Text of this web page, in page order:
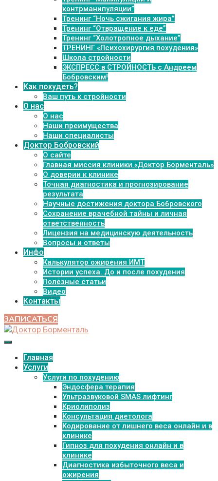
контрманипуляции”
Тренинг “Ночь сжигания жира”
Тренинг “Отвращение к еде”
Тренинг “Холотропное дыхание”
ТРЕНИНГ «Психохирургия похудения»
Школа стройности
ЭКСПРЕСС в СТРОЙНОСТЬ с Андреем
Бобровским!
Как похудеть?
Ваш путь к стройности
О нас
О нас
Наши преимущества
Наши специалисты
Доктор Бобровский
О сайте
Главная миссия клиники «Доктор Борменталь»
О доверии к клинике
Точная диагностика и прогнозирование
результата
Научные достижения доктора Бобровского
Сохранение врачебной тайны и личная
ответственность
Лицензия на медицинскую деятельность
Вопросы и ответы
Инфо
Калькулятор ожирения ИМТ
Истории успеха. До и после похудения
Полезные статьи
Видео
Контакты
ЗАПИСАТЬСЯ
Главная
Услуги
Услуги по похудению
Эндосфера терапия
Ультразвуковой SMAS лифтинг
Криолиполиз
Консультация диетолога
Кодирование от лишнего веса онлайн и в
клинике
Гипноз для похудения онлайн и в
клинике
Диагностика избыточного веса и
ожирения